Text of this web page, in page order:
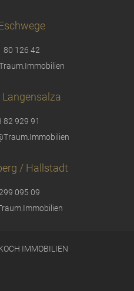
80 126 42
82 929 91
/ Hallstadt
095 09
IMMOBILIEN